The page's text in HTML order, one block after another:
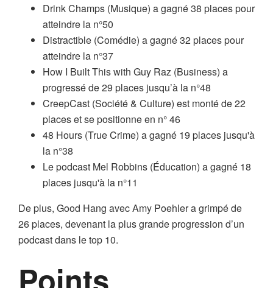
Drink Champs (Musique) a gagné 38 places pour
atteindre la n°50
Distractible (Comédie) a gagné 32 places pour
atteindre la n°37
How I Built This with Guy Raz (Business) a
progressé de 29 places jusqu’à la n°48
CreepCast (Société & Culture) est monté de 22
places et se positionne en n° 46
48 Hours (True Crime) a gagné 19 places jusqu'à
la n°38
Le podcast Mel Robbins (Éducation) a gagné 18
places jusqu'à la n°11
De plus, Good Hang avec Amy Poehler a grimpé de
26 places, devenant la plus grande progression d’un
podcast dans le top 10.
Points